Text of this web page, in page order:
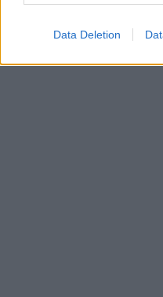
Data Deletion